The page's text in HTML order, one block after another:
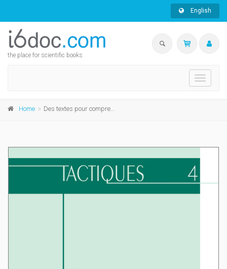
English
the place for scientific books
Toggle
Home Des textes pour comprendre le monde